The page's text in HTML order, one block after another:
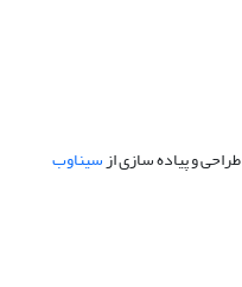
طراحی و پیاده سازی ازسیناوب